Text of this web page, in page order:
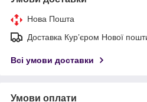
Нова Пошта
Доставка Курʼєром Нової
Всі умови доставки
Умови оплати